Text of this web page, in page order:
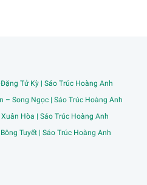
Tử Kỳ | Sáo Trúc Hoàng Anh
– Song Ngọc | Sáo Trúc Hoàng Anh
Hòa | Sáo Trúc Hoàng Anh
Tuyết | Sáo Trúc Hoàng Anh